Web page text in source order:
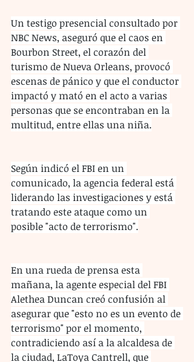
Un testigo presencial consultado por
NBC News, aseguró que el caos en
Bourbon Street, el corazón del
turismo de Nueva Orleans, provocó
escenas de pánico y que el conductor
impactó y mató en el acto a varias
personas que se encontraban en la
multitud, entre ellas una niña.
Según indicó el FBI en un
comunicado, la agencia federal está
liderando las investigaciones y está
tratando este ataque como un
posible "acto de terrorismo".
En una rueda de prensa esta
mañana, la agente especial del FBI
Alethea Duncan creó confusión al
asegurar que "esto no es un evento de
terrorismo" por el momento,
contradiciendo así a la alcaldesa de
la ciudad, LaToya Cantrell, que